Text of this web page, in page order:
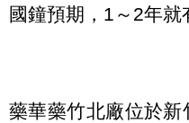
國鐘預期，1～2年就
藥華藥竹北廠位於